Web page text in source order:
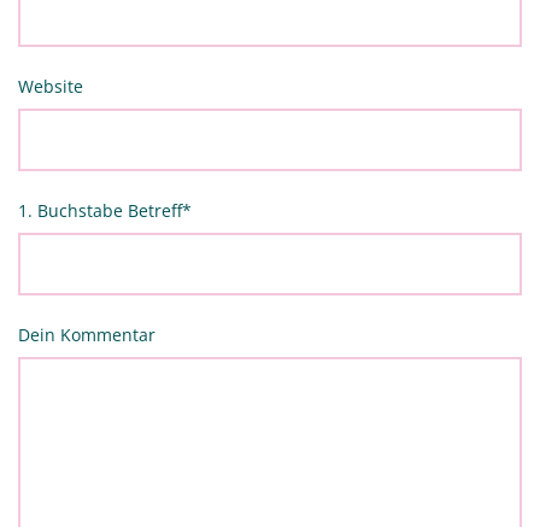
Website
1. Buchstabe Betreff*
Dein Kommentar